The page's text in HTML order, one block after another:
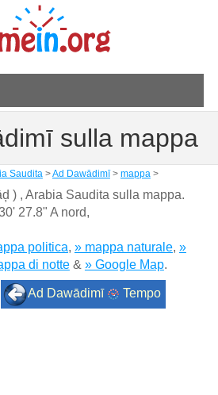
sulla mappa
Saudita>Ad Dawādimī> mappa>
) , Arabia Saudita sulla mappa.
27.8" A nord,
politica, » mappa naturale, »
di notte& » Google Map.
Ad Dawādimī Tempo